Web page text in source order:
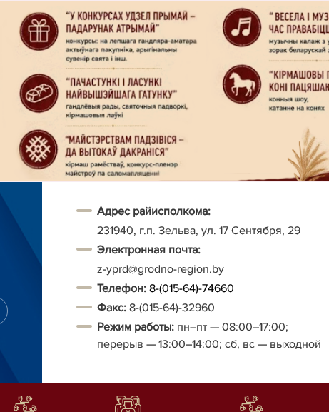
Адрес райисполкома:
231940, г.п. Зельва, ул. 17 Сентября, 29
Электронная почта:
z-yprd@grodno-region.by
Телефон: 8-(015-64)-74660
Факс: 8-(015-64)-32960
Режим работы: пн–пт — 08:00–17:00;
перерыв — 13:00–14:00; сб, вс — выходной